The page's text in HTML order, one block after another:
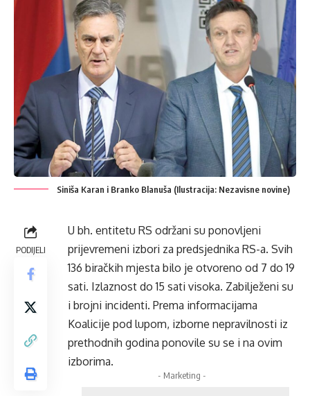
Siniša Karan i Branko Blanuša (Ilustracija: Nezavisne novine)
PODIJELI
U bh. entitetu RS održani su ponovljeni
prijevremeni izbori za predsjednika RS-a. Svih
136 biračkih mjesta bilo je otvoreno od 7 do 19
sati. Izlaznost do 15 sati visoka. Zabilježeni su
i brojni incidenti. Prema informacijama
Koalicije pod lupom, izborne nepravilnosti iz
prethodnih godina ponovile su se i na ovim
izborima.
- Marketing -